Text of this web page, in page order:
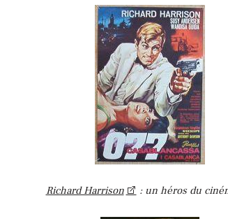
Richard Harrison : un héros du